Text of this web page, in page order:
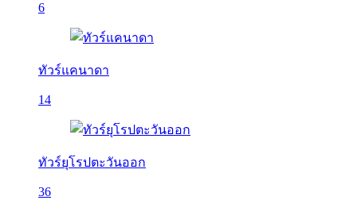
6
ทัวร์แคนาดา
14
ทัวร์ยุโรปตะวันออก
36